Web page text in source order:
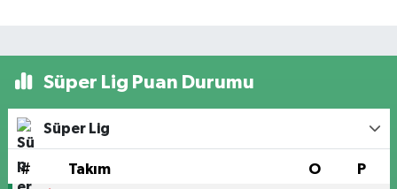
Süper Lig Puan Durumu
Süper Lig
# Takım O P